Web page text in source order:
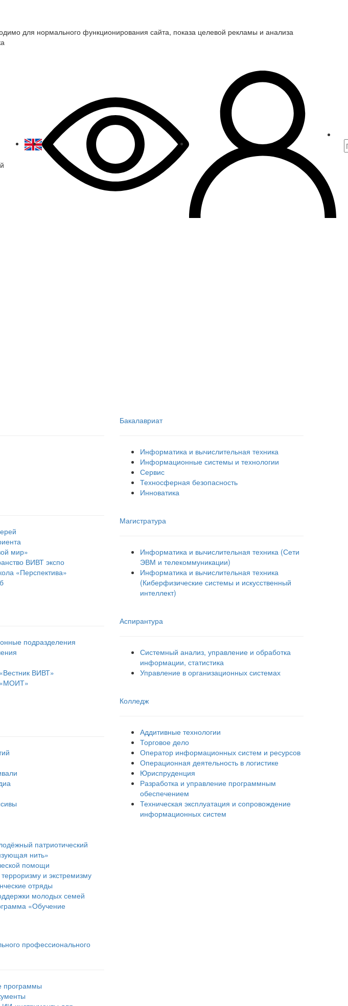
для нормального функционирования сайта, показа целевой рекламы и анализа
мир»
ВИВТ экспо
«Перспектива»
подразделения
ВИВТ»
патриотический
нить»
помощи
и экстремизму
отряды
молодых семей
«Обучение
профессионального
программы
Бакалавриат
Информатика и вычислительная техника
Информационные системы и технологии
Сервис
Техносферная безопасность
Инноватика
Магистратура
Информатика и вычислительная техника (Сети
ЭВМ и телекоммуникации)
Информатика и вычислительная техника
(Киберфизические системы и искусственный
интеллект)
Аспирантура
Системный анализ, управление и обработка
информации, статистика
Управление в организационных системах
Колледж
Аддитивные технологии
Торговое дело
Оператор информационных систем и ресурсов
Операционная деятельность в логистике
Юриспруденция
Разработка и управление программным
обеспечением
Техническая эксплуатация и сопровождение
информационных систем